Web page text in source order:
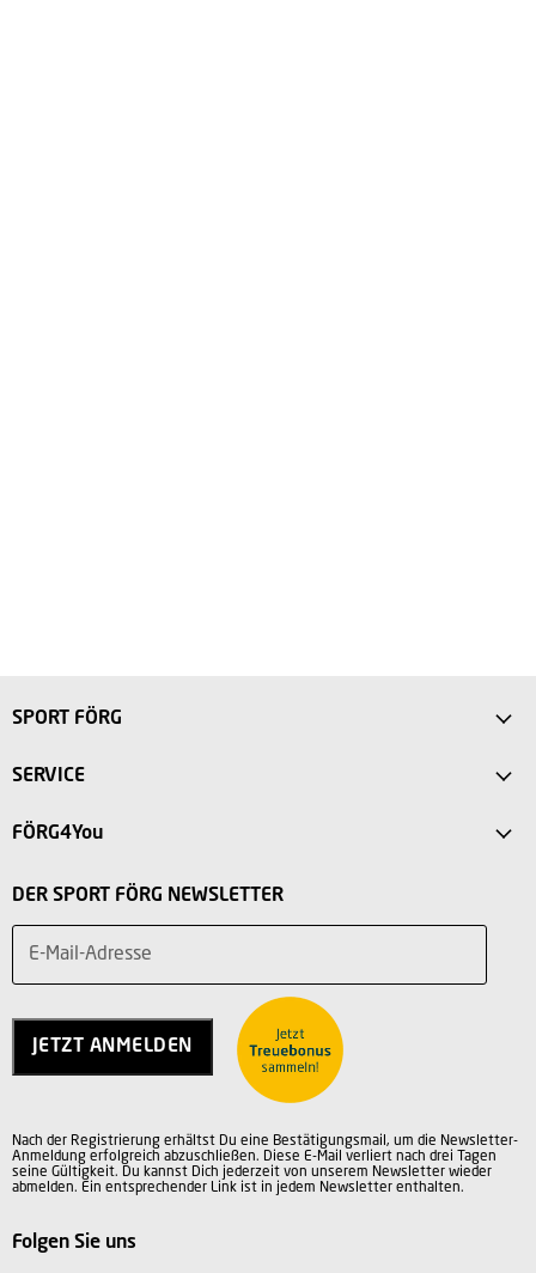
SPORT FÖRG
Intersport Förg Landsberg
Sport Outlet Augsburg
Über uns
Jobs
AGB
Impressum
SERVICE
FAQ
Rücksendung
Service
Kontakt
Vertrag widerrufen
FÖRG4You
Teilnahmebedingungen
DER SPORT FÖRG NEWSLETTER
E-Mail-Adresse
JETZT ANMELDEN
Nach der Registrierung erhältst Du eine Bestätigungsmail, um die Newsletter-
Anmeldung erfolgreich abzuschließen. Diese E-Mail verliert nach drei Tagen
seine Gültigkeit. Du kannst Dich jederzeit von unserem Newsletter wieder
abmelden. Ein entsprechender Link ist in jedem Newsletter enthalten.
Folgen Sie uns